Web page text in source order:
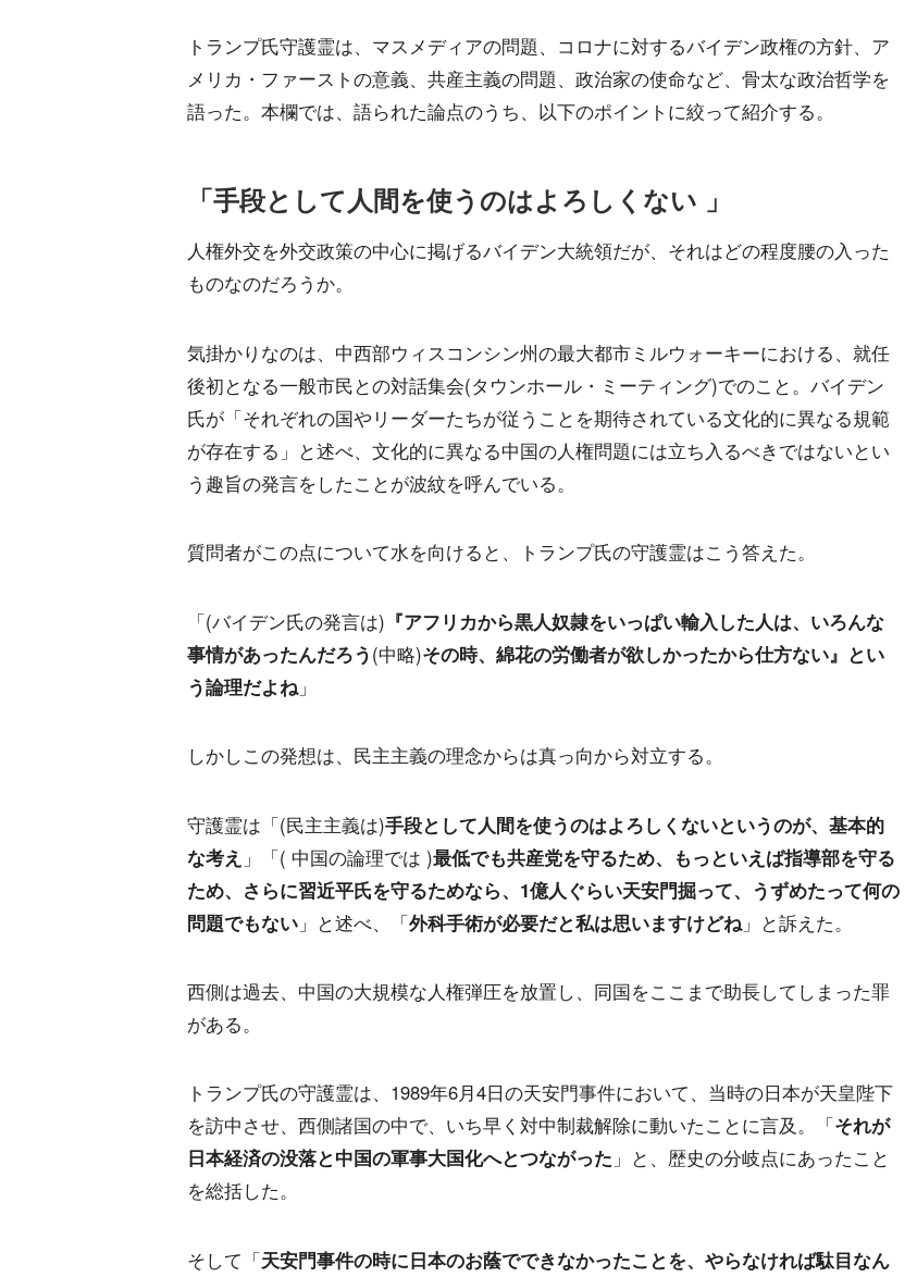
トランプ氏守護霊は、マスメディアの問題、コロナに対するバイデン政権の方針、ア
メリカ・ファーストの意義、共産主義の問題、政治家の使命など、骨太な政治哲学を
語った。本欄では、語られた論点のうち、以下のポイントに絞って紹介する。
「手段として人間を使うのはよろしくない 」
人権外交を外交政策の中心に掲げるバイデン大統領だが、それはどの程度腰の入った
ものなのだろうか。
気掛かりなのは、中西部ウィスコンシン州の最大都市ミルウォーキーにおける、就任
後初となる一般市民との対話集会(タウンホール・ミーティング)でのこと。バイデン
氏が「それぞれの国やリーダーたちが従うことを期待されている文化的に異なる規範
が存在する」と述べ、文化的に異なる中国の人権問題には立ち入るべきではないとい
う趣旨の発言をしたことが波紋を呼んでいる。
質問者がこの点について水を向けると、トランプ氏の守護霊はこう答えた。
「(バイデン氏の発言は) 『アフリカから黒人奴隷をいっぱい輸入した人は、いろんな
事情があったんだろう(中略)その時、綿花の労働者が欲しかったから仕方ない』とい
う論理だよね 」
しかしこの発想は、民主主義の理念からは真っ向から対立する。
守護霊は「(民主主義は)手段として人間を使うのはよろしくないというのが、基本的
な考え 」「( 中国の論理では )最低でも共産党を守るため、もっといえば指導部を守る
ため、さらに習近平氏を守るためなら、1億人ぐらい天安門掘って、うずめたって何の
問題でもない 」と述べ、「外科手術が必要だと私は思いますけどね 」と訴えた。
西側は過去、中国の大規模な人権弾圧を放置し、同国をここまで助長してしまった罪
がある。
トランプ氏の守護霊は、1989年6月4日の天安門事件において、当時の日本が天皇陛下
を訪中させ、西側諸国の中で、いち早く対中制裁解除に動いたことに言及。「それが
日本経済の没落と中国の軍事大国化へとつながった 」と、歴史の分岐点にあったこと
を総括した。
そして「天安門事件の時に日本のお蔭でできなかったことを、やらなければ駄目なん